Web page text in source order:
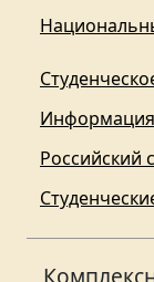
Российский